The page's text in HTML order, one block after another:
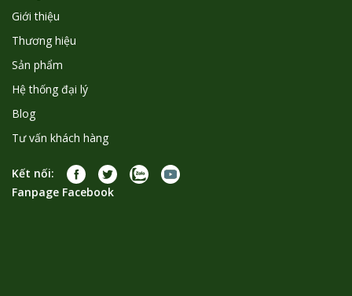
Giới thiệu
Thương hiệu
Sản phẩm
Hệ thống đại lý
Blog
Tư vấn khách hàng
Kết nối:
Fanpage Facebook